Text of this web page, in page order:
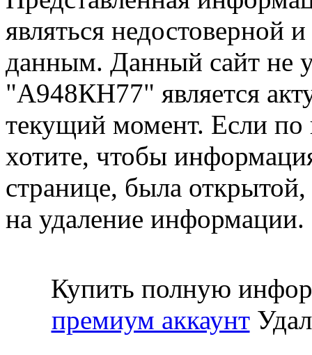
являться недостоверной
данным. Данный сайт не
"А948КН77" является
текущий момент. Если
хотите, чтобы
странице, была открытой,
на удаление информации.
Купить полную
премиум аккаунт